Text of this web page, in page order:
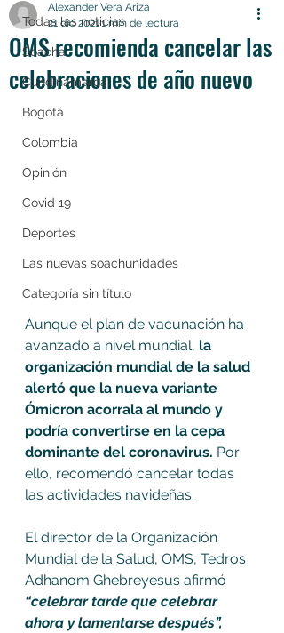
Todas las noticias
Soacha
Cundinamarca
Bogotá
Colombia
Opinión
Covid 19
Deportes
Las nuevas soachunidades
Categoría sin título
OMS recomienda cancelar las
celebraciones de año nuevo
Alexander Vera Ariza
21 dic 20211 min de lectura
Aunque el plan de vacunación ha
avanzado a nivel mundial, la
organización mundial de la salud
alertó que la nueva variante
Ómicron acorrala al mundo y
podría convertirse en la cepa
dominante del coronavirus. Por
ello, recomendó cancelar todas
las actividades navideñas.
El director de la Organización
Mundial de la Salud, OMS, Tedros
Adhanom Ghebreyesus afirmó
“celebrar tarde que celebrar
ahora y lamentarse después”,